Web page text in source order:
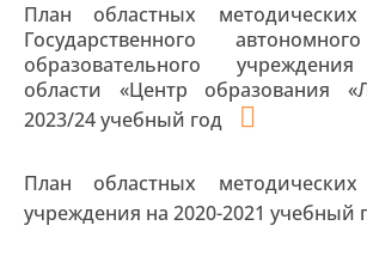
План областных
Государственного
образовательного
области «Центр образования
2023/24 учебный год
План областных
учреждения на 2020-2021 учебный